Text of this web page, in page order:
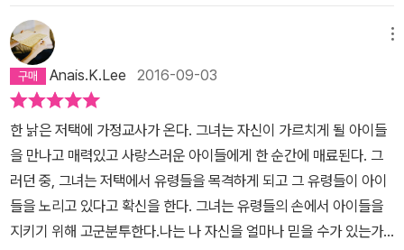
들만이 전부였다. - 68- 그 아이들은 지금까지 착한게 아니었어요.
겉으로 나쁜 짓만 하지 않았을 따름이죠. 아이들과 함께 지내는 건 쉬
운 일이에요. 아이들은 나름의 생활을 하고 있을 뿐이니까. 아이들은
내 소유도, 우리 소유도 아니에요. 그 남자와 그 여자의 소유랍니다! -
113- 어떤 것도 선생님의 지금 태도보다 우아할 순 없겠죠. 우리가 지
금 응당 외롭다고 한다면, 가장 외로운 편은 선생님이 될 테니까요. -
1882018. dec.
타까와 가슴이 아프다.그 반면에 어떤 장에서는 편집증 증세가 확연
한 가정교사의 심리적 압박에 시달리는 아이들과 저택에 일하는 그로
스부인이 불쌍하고 화가 났다.두가지 상황에서 혼란을 느끼면서도 마
지막 장에서는 뚜렷한 어떠한 결론이 나겠지 싶었지만 그 선택은 철
저하게 독자의 선택으로 남겨져 있다.이 책을 읽는 독자의 선택에 따
라 이야기 전체는 달라지게 되고 결론도 달라지게 된다.가정교사의
이야기를 신뢰한다면 악에서 아이를 구한 것일테고, 가정교사의 심리
상태를 의심하게 된다면 아이를 심리적 학대를 계속함으로써 궁지에
몰리게 한 것이기 때문이다.가정교사가 일인칭 시점에서 이야기하는
형식으로 되어 있어 심리소설에 더 가깝고, 혼란에 빠진 가정교사와
Anais.K.Lee 2016-09-03
한 낡은 저택에 가정교사가 온다. 그녀는 자신이 가르치게 될 아이들
을 만나고 매력있고 사랑스러운 아이들에게 한 순간에 매료된다. 그
러던 중, 그녀는 저택에서 유령들을 목격하게 되고 그 유령들이 아이
들을 노리고 있다고 확신을 한다. 그녀는 유령들의 손에서 아이들을
지키기 위해 고군분투한다.나는 나 자신을 얼마나 믿을 수가 있는가.